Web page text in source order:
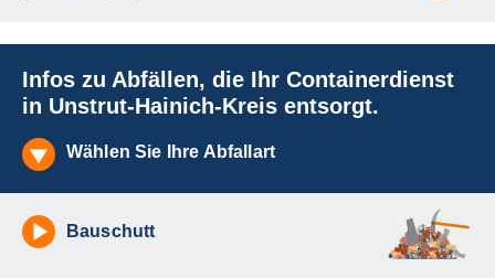
Infos zu Abfällen, die Ihr Containerdienst
in Unstrut-Hainich-Kreis entsorgt.
Wählen Sie Ihre Abfallart
Bauschutt